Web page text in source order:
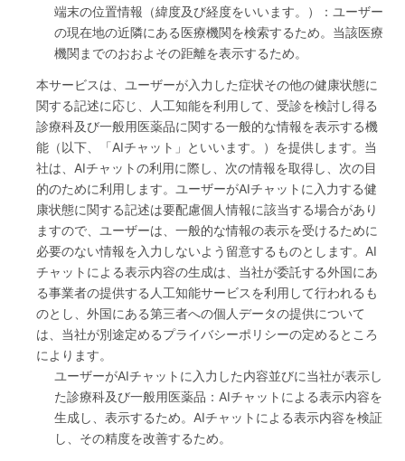
端末の位置情報（緯度及び経度をいいます。）：ユーザー
の現在地の近隣にある医療機関を検索するため。当該医療
機関までのおおよその距離を表示するため。
本サービスは、ユーザーが入力した症状その他の健康状態に
関する記述に応じ、人工知能を利用して、受診を検討し得る
診療科及び一般用医薬品に関する一般的な情報を表示する機
能（以下、「AIチャット」といいます。）を提供します。当
社は、AIチャットの利用に際し、次の情報を取得し、次の目
的のために利用します。ユーザーがAIチャットに入力する健
康状態に関する記述は要配慮個人情報に該当する場合があり
ますので、ユーザーは、一般的な情報の表示を受けるために
必要のない情報を入力しないよう留意するものとします。AI
チャットによる表示内容の生成は、当社が委託する外国にあ
る事業者の提供する人工知能サービスを利用して行われるも
のとし、外国にある第三者への個人データの提供について
は、当社が別途定めるプライバシーポリシーの定めるところ
によります。
ユーザーがAIチャットに入力した内容並びに当社が表示し
た診療科及び一般用医薬品：AIチャットによる表示内容を
生成し、表示するため。AIチャットによる表示内容を検証
し、その精度を改善するため。